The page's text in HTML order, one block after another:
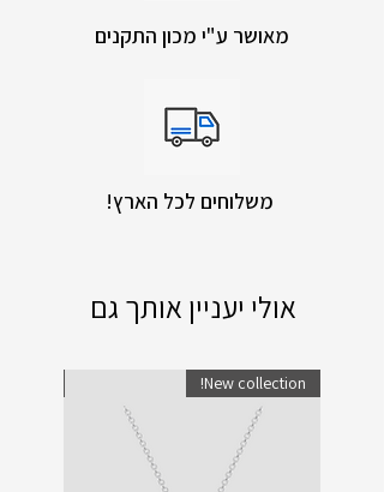
מאושר ע"י מכון התקנים
אולי יעניין אותך גם
New collection!